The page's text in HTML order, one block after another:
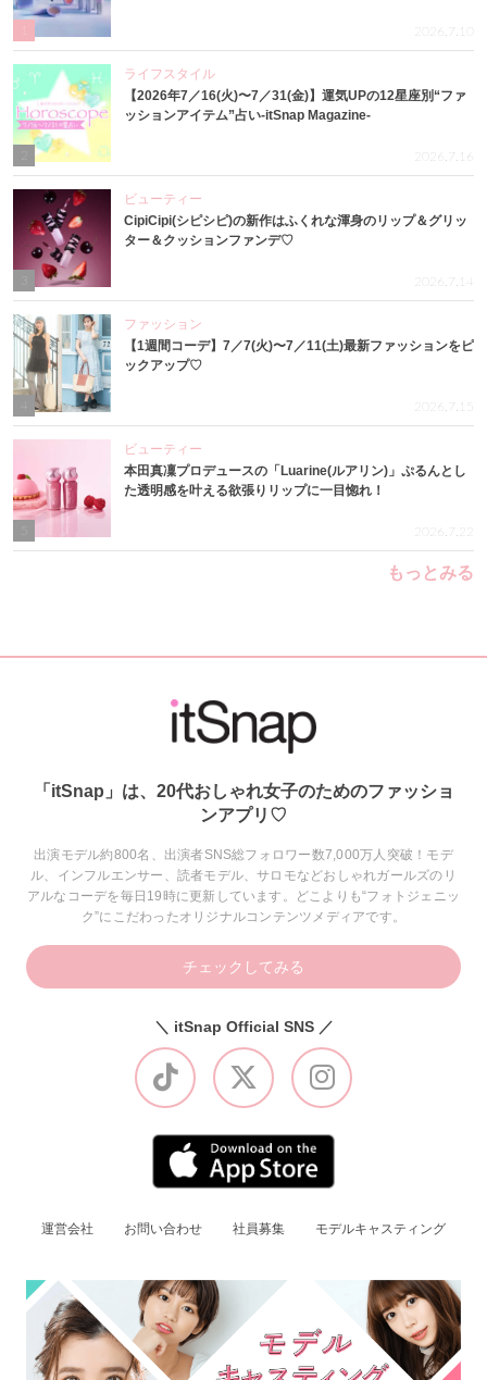
2026.7.10
ライフスタイル
【2026年7／16(火)〜7／31(金)】運気UPの12星座別“ファ
ッションアイテム”占い-itSnap Magazine-
2026.7.16
3
ビューティー
CipiCipi(シピシピ)の新作はふくれな渾身のリップ＆グリッ
ター＆クッションファンデ♡
2026.7.14
ファッション
【1週間コーデ】7／7(火)〜7／11(土)最新ファッションをピ
ックアップ♡
2026.7.15
ビューティー
本田真凜プロデュースの「Luarine(ルアリン)」ぷるんとし
た透明感を叶える欲張りリップに一目惚れ！
2026.7.22
もっとみる
「itSnap」は、20代おしゃれ女子のためのファッショ
ンアプリ♡
出演モデル約800名、出演者SNS総フォロワー数7,000万人突破！モデ
ル、インフルエンサー、読者モデル、サロモなどおしゃれガールズのリ
アルなコーデを毎日19時に更新しています。どこよりも“フォトジェニッ
ク”にこだわったオリジナルコンテンツメディアです。
チェックしてみる
＼ itSnap Official SNS ／
運営会社 お問い合わせ 社員募集 モデルキャスティング